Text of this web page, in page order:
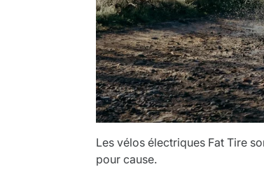
Les vélos électriques Fat Tire
pour cause.